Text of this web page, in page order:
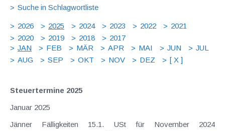
Suche in Schlagwortliste
2026 2025 2024 2023 2022
2021
2020
2019 2018
2017
JAN
FEB MÄR APR MAI JUN
JUL
AUG
SEP OKT NOV DEZ [ X ]
Steuertermine 2025
Januar 2025
Jänner Fälligkeiten 15.1. USt für November 2024